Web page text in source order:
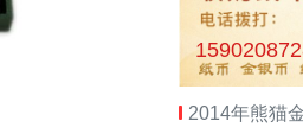
2014年熊猫